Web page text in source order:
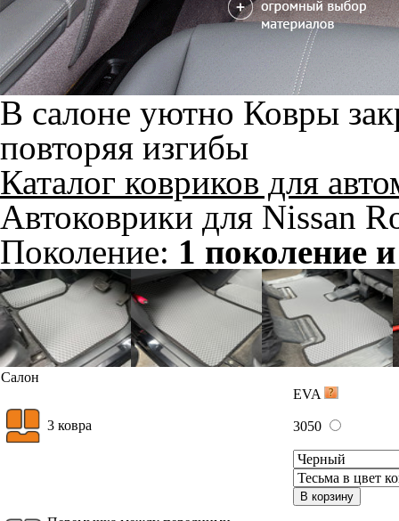
В салоне уютно Ковры
повторяя изгибы
Каталог ковриков для
Автоковрики для Nissan
Поколение: 1 поколение
Салон
EVA
3 ковра 3050
В корзину